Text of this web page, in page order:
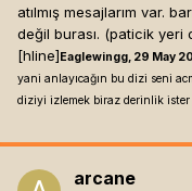
atılmış mesajlarım var.
değil burası. (paticik yeri
[hline]Eaglewingg, 29 May
yani anlayıcağın bu dizi seni
diziyi izlemek biraz derinlik ister
arcane